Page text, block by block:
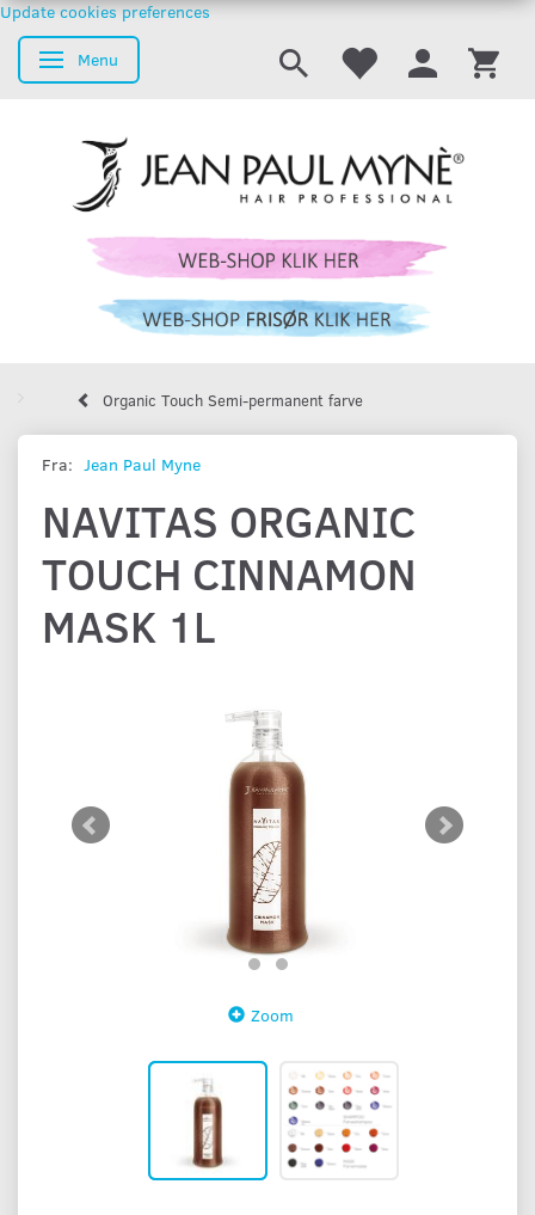
Update cookies preferences
Skifte navigation
Menu
Organic Touch Semi-permanent farve
Fra: Jean Paul Myne
NAVITAS ORGANIC
TOUCH CINNAMON
MASK 1L
Zoom